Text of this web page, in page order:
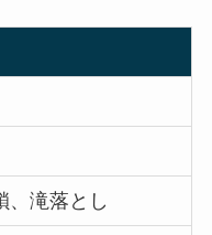
、滝落とし